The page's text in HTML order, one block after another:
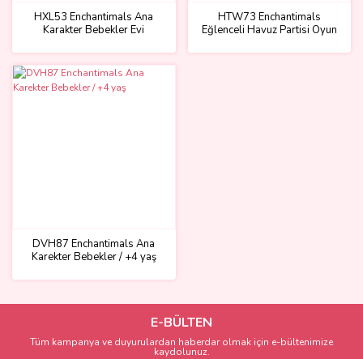
HXL53 Enchantimals Ana
Karakter Bebekler Evi
HTW73 Enchantimals
Eğlenceli Havuz Partisi Oyun
DVH87 Enchantimals Ana
Karekter Bebekler / +4 yaş
E-BÜLTEN
Tüm kampanya ve duyurulardan haberdar olmak için e-bültenimize
kaydolunuz.